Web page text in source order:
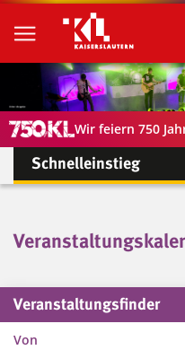
Wir feiern 750
Schnelleinstieg
Veranstaltungsfinder
Von